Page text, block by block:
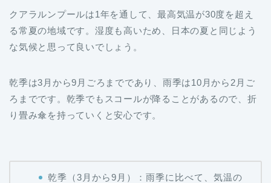
クアラルンプールは1年を通して、最高気温が30度を超え
る常夏の地域です。湿度も高いため、日本の夏と同じよう
な気候と思って良いでしょう。
乾季は3月から9月ごろまでであり、雨季は10月から2月ご
ろまでです。乾季でもスコールが降ることがあるので、折
り畳み傘を持っていくと安心です。
乾季（3月から9月）：雨季に比べて、気温の